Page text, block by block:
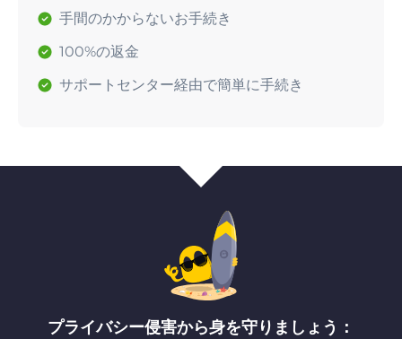
手間のかからないお手続き
100%の返金
サポートセンター経由で簡単に手続き
プライバシー侵害から身を守りましょう：